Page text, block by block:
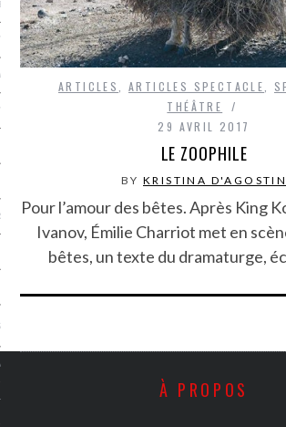
BONHEUR
GUERRE
ARTICLES ARTICLES SPECTACLE
THÉÂTRE
29 AVRIL 2017
LE ZOOPHILE
BY KRISTINA D'AGOSTIN
Pour l’amour des bêtes. Après King
Ivanov, Émilie Charriot met en
bêtes, un texte du dramaturge,
À PROPOS